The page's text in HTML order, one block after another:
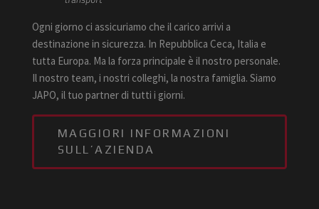
Ogni giorno ci assicuriamo che il carico arrivi a
destinazione in sicurezza. In Repubblica Ceca, Italia e
tutta Europa. Ma la forza principale è il nostro personale.
Il nostro team, i nostri colleghi, la nostra famiglia. Siamo
JAPO, il tuo partner di tutti i giorni.
MAGGIORI INFORMAZIONI
SULL’AZIENDA